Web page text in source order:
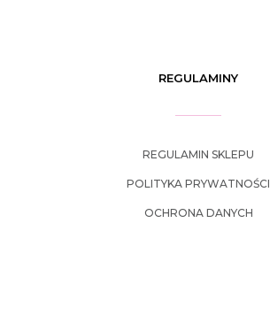
REGULAMINY
REGULAMIN SKLEPU
POLITYKA PRYWATNOŚCI
OCHRONA DANYCH